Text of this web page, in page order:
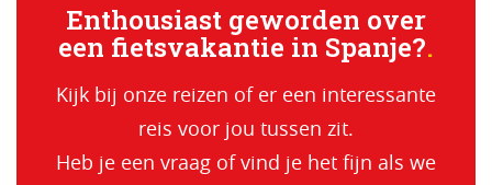
Enthousiast geworden over
een fietsvakantie in Spanje?
Kijk bij onze reizen of er een interessante
reis voor jou tussen zit.
Heb je een vraag of vind je het fijn als we